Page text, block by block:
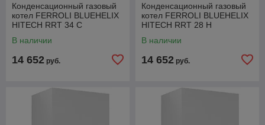
Конденсационный газовый
котел FERROLI BLUEHELIX
HITECH RRT 34 C
В наличии
14 652 руб.
Конденсационный газовый
котел FERROLI BLUEHELIX
HITECH RRT 28 H
В наличии
14 652 руб.